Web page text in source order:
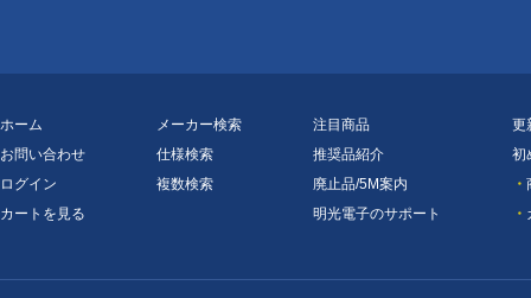
ホーム
お問い合わせ
ログイン
カートを見る
メーカー検索
仕様検索
複数検索
注目商品
推奨品紹介
廃止品/5M案内
明光電子のサポート
更
初
・
・